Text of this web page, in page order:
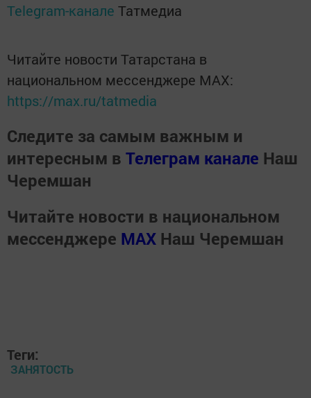
Telegram-канале Татмедиа
Читайте новости Татарстана в
национальном мессенджере MАХ:
https://max.ru/tatmedia
Следите за самым важным и
интересным в Телеграм канале Наш
Черемшан
Читайте новости в национальном
мессенджере MАХ Наш Черемшан
Теги:
ЗАНЯТОСТЬ